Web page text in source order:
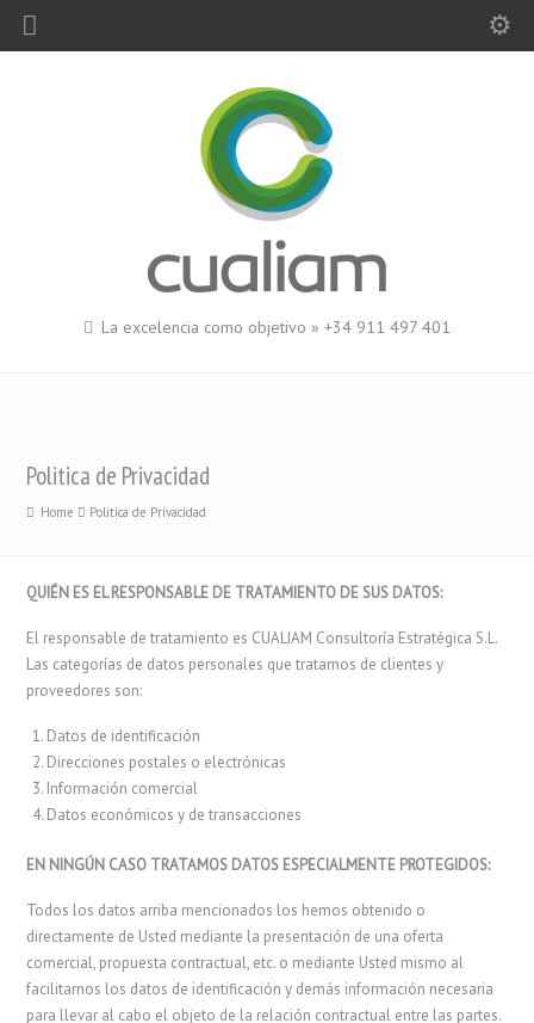
La excelencia como objetivo » +34 911 497 401
Politica de Privacidad
Home Politica de Privacidad
QUIÉN ES EL RESPONSABLE DE TRATAMIENTO DE SUS DATOS:
El responsable de tratamiento es CUALIAM Consultoría Estratégica S.L.
Las categorías de datos personales que tratamos de clientes y
proveedores son:
Datos de identificación
Direcciones postales o electrónicas
Información comercial
Datos económicos y de transacciones
EN NINGÚN CASO TRATAMOS DATOS ESPECIALMENTE PROTEGIDOS:
Todos los datos arriba mencionados los hemos obtenido o
directamente de Usted mediante la presentación de una oferta
comercial, propuesta contractual, etc. o mediante Usted mismo al
facilitarnos los datos de identificación y demás información necesaria
para llevar al cabo el objeto de la relación contractual entre las partes.